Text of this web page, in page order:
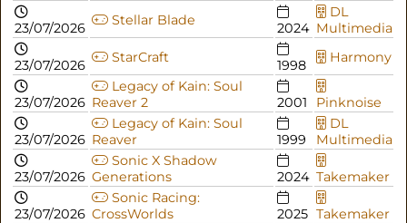
23/07/2026 Stellar Blade 2024
DL
Multimedia
23/07/2026 StarCraft 1998 Harmony
23/07/2026
Legacy of Kain: Soul
Reaver 2
2001 Pinknoise
23/07/2026
Legacy of Kain: Soul
Reaver
1999
DL
Multimedia
23/07/2026
Sonic X Shadow
Generations
2024 Takemaker
23/07/2026
Sonic Racing:
CrossWorlds
2025 Takemaker